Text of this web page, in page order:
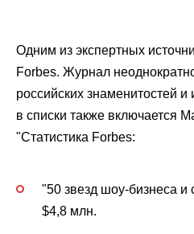
Одним из экспертных
Forbes. Журнал
российских знаменитостей
в списки также включается
"Статистика Forbes:
"50 звезд шоу-бизнеса и
$4,8 млн.